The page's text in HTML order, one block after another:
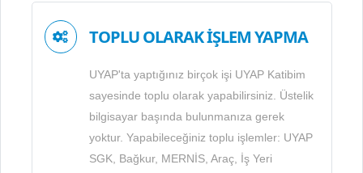
TOPLU OLARAK İŞLEM YAPMA
UYAP'ta yaptığınız birçok işi UYAP Katibim
sayesinde toplu olarak yapabilirsiniz. Üstelik
bilgisayar başında bulunmanıza gerek
yoktur. Yapabileceğiniz toplu işlemler: UYAP
SGK, Bağkur, MERNİS, Araç, İş Yeri